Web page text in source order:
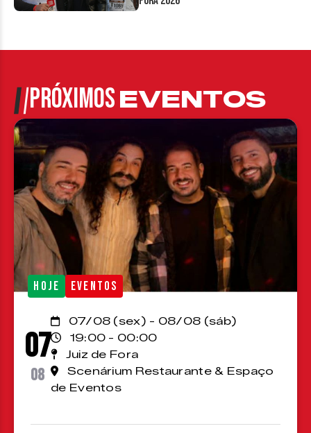
PRÓXIMOSEVENTOS
HOJE EVENTOS
07
08
07/08 (sex) - 08/08 (sáb)
19:00 - 00:00
Juiz de Fora
Scenárium Restaurante & Espaço
de Eventos